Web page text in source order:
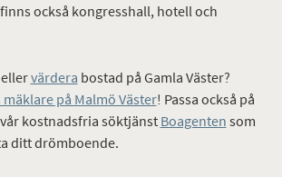
också kongresshall, hotell och
ellervärdera bostad på Gamla Väster?
på Malmö Väster! Passa också på
kostnadsfria söktjänst Boagenten som
ditt drömboende.